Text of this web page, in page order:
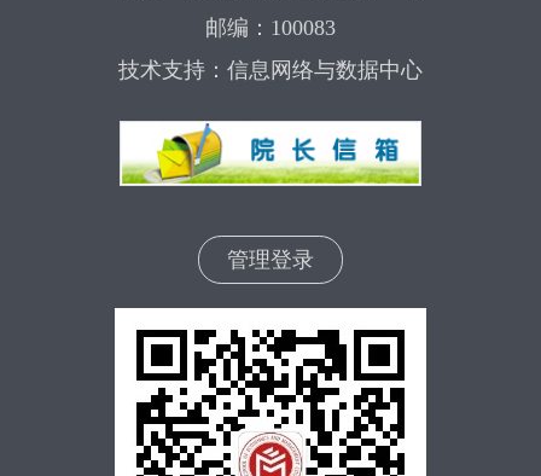
邮编：100083
技术支持：信息网络与数据中心
管理登录